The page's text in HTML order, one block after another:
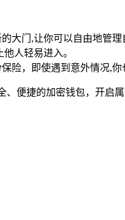
大门,让你可以自由地管理
人轻易进入。
险，即使遇到意外情况,你
便捷的加密钱包，开启